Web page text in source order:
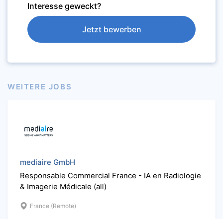
Interesse geweckt?
Jetzt bewerben
WEITERE JOBS
mediaire GmbH
Responsable Commercial France - IA en Radiologie
& Imagerie Médicale (all)
France (Remote)